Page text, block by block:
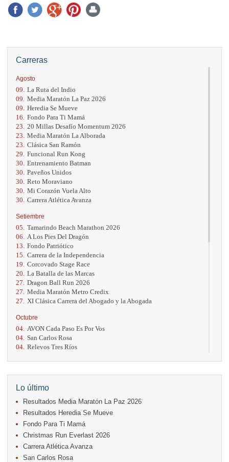
Carreras
Agosto
09. La Ruta del Indio
09. Media Maratón La Paz 2026
09. Heredia Se Mueve
16. Fondo Para Ti Mamá
23. 20 Millas Desafío Momentum 2026
23. Media Maratón La Alborada
23. Clásica San Ramón
29. Funcional Run Kong
30. Entrenamiento Batman
30. Paveños Unidos
30. Reto Moraviano
30. Mi Corazón Vuela Alto
30. Carrera Atlética Avanza
Setiembre
05. Tamarindo Beach Marathon 2026
06.
A Los Pies Del Dragón
13. Fondo Patriótico
15. Carrera de la Independencia
19. Corcovado Stage Race
20. La Batalla de las Marcas
27. Dragon Ball Run 2026
27. Media Maratón Metro Credix
27.
XI Clásica Carrera del Abogado y la Abogada
Octubre
04. AVON Cada Paso Es Por Vos
04. San Carlos Rosa
04. Relevos Tres Ríos
17. Caribe Paradise Run
18.
Casa Turire Trail Run
18. Warriors Run Circuit
18. Samsung Jacó Beach Half Marathon 2026
25. KRun by Under Armour
25.
Run Alajuela
Noviembre
08. Lindora Run
Lo último
Resultados Media Maratón La Paz 2026
Resultados Heredia Se Mueve
Fondo Para Ti Mamá
Christmas Run Everlast 2026
Carrera Atlética Avanza
San Carlos Rosa